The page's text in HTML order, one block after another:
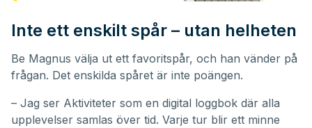
Inte ett enskilt spår – utan helheten
Be Magnus välja ut ett favoritspår, och han vänder på
frågan. Det enskilda spåret är inte poängen.
– Jag ser Aktiviteter som en digital loggbok där alla
upplevelser samlas över tid. Varje tur blir ett minne